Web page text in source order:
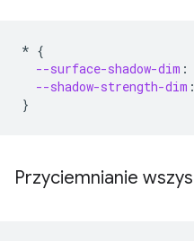
* {
--surface-shadow-dim :
--shadow-strength-dim :
}
Przyciemnianie